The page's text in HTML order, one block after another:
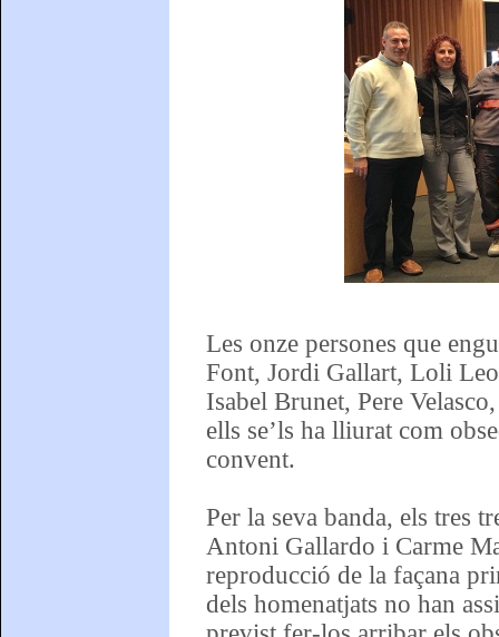
Les onze persones que
Font, Jordi Gallart, Loli
Isabel Brunet, Pere
ells se’ls ha lliurat com
convent.
Per la seva banda, els tres
Antoni Gallardo i Carme
reproducció de la façana
dels homenatjats no han